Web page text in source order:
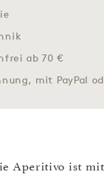
ab 70 €
mit PayPal
Aperitivo ist